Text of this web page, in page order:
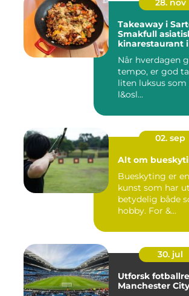
28. nov
Takeaway i
Smakfull
kinarestaurant
Når hverdagen
tempo, er god
liten luksus
l&osl...
02. sep
Alt om
Bueskyting er
kunst som har
betydelig både
hobby. For &...
30. jul
Utforsk
Manchester City